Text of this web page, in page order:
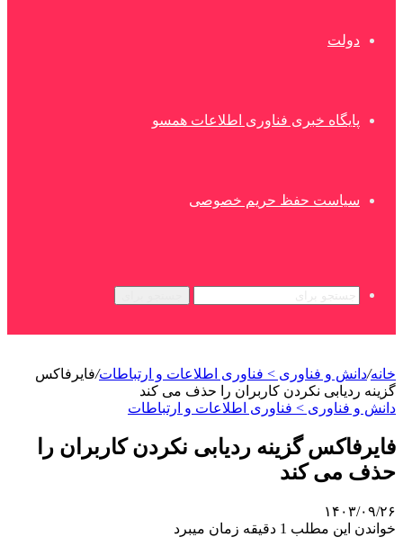
دولت
پایگاه خبری فناوری اطلاعات همسو
سیاست حفظ حریم خصوصی
خانه/دانش و فناوری > فناوری اطلاعات و ارتباطات/فایرفاکس
گزینه ردیابی نکردن کاربران را حذف می کند
دانش و فناوری > فناوری اطلاعات و ارتباطات
فایرفاکس گزینه ردیابی نکردن کاربران را
حذف می کند
۱۴۰۳/۰۹/۲۶
خواندن این مطلب 1 دقیقه زمان میبرد